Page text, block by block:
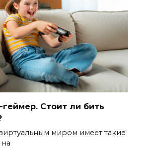
геймер. Стоит ли бить
миром имеет такие